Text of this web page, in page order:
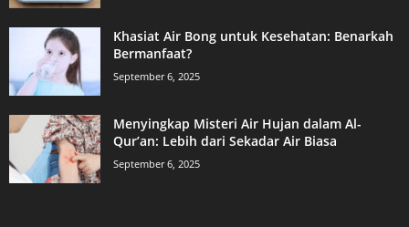
Khasiat Air Bong untuk Kesehatan: Benarkah
Bermanfaat?
September 6, 2025
Menyingkap Misteri Air Hujan dalam Al-
Qur’an: Lebih dari Sekadar Air Biasa
September 6, 2025